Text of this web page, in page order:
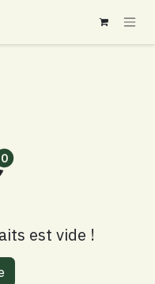
est vide !